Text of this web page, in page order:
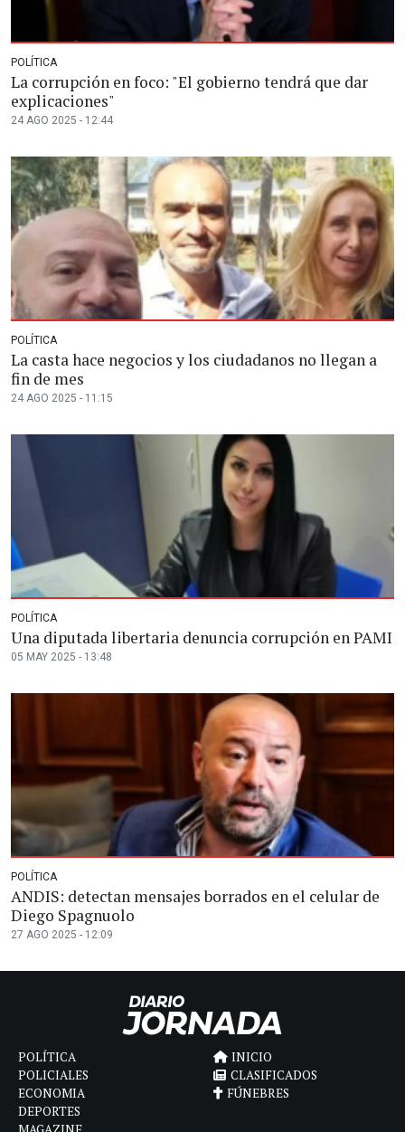
POLÍTICA
La corrupción en foco: "El gobierno tendrá que dar
explicaciones"
24 AGO 2025 - 12:44
POLÍTICA
La casta hace negocios y los ciudadanos no llegan a
fin de mes
24 AGO 2025 - 11:15
POLÍTICA
Una diputada libertaria denuncia corrupción en PAMI
05 MAY 2025 - 13:48
POLÍTICA
ANDIS: detectan mensajes borrados en el celular de
Diego Spagnuolo
27 AGO 2025 - 12:09
POLÍTICA
POLICIALES
ECONOMIA
DEPORTES
INICIO
CLASIFICADOS
FÚNEBRES